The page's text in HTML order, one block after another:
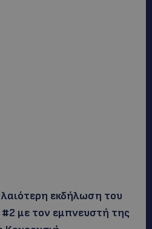
εκδήλωση του
#2 με τον εμπνευστή της